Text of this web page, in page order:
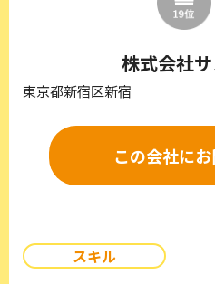
株式会社
東京都新宿区新宿
この会社に
スキル